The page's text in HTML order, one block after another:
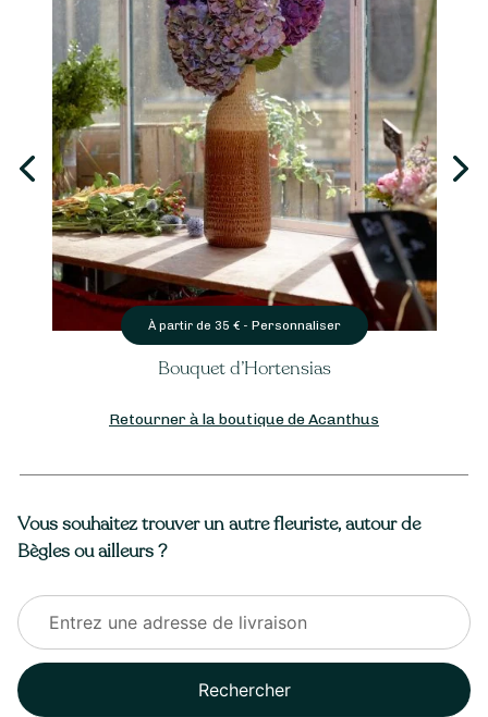
À partir de 35 € - Personnaliser
Bouquet d’Hortensias
Retourner à la boutique de Acanthus
Vous souhaitez trouver un autre fleuriste, autour de
Bègles ou ailleurs ?
Rechercher